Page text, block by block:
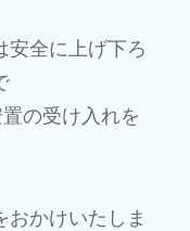
安全に上げ下ろ
の受け入れを
かけいたしま